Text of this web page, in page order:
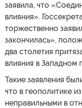
заявила, что
влияния».
торжественно
закончилась»,
два столетия
влияния в Западном
Такие заявления
что в геополитике
неправильными в